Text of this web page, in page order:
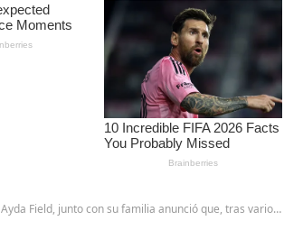
anunció que, tras varios tratamientos hospitalarios, él ha… leer más.-pic